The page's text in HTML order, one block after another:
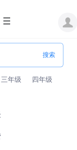
三年级
四年级